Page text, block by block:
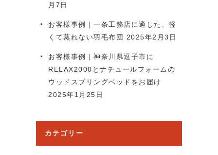
月7日
お客様事例｜一条工務店に適した、軽
くて蒸れない羽毛布団
2025年2月3日
お客様事例｜神奈川県逗子市に
RELAX2000とナチュールフォームの
ウッドスプリングベッドをお届け
2025年1月25日
カテゴリー